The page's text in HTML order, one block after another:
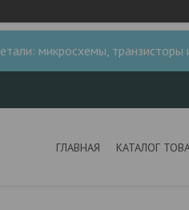
микросхемы, транзисторы
ГЛАВНАЯ КАТАЛОГ